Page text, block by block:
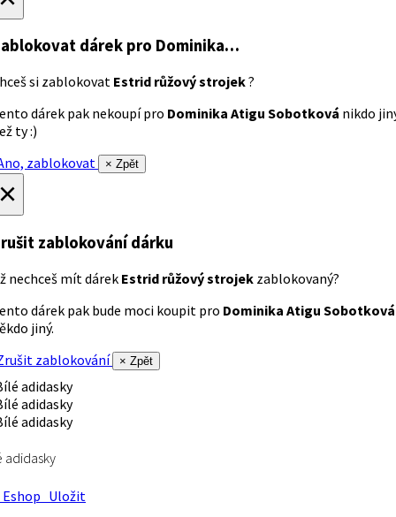
dárek pro Dominika…
si zablokovat Estrid růžový strojek?
dárek pak nekoupí pro Dominika Atigu Sobotková nikdo
ty :)
zablokovat
× Zpět
zablokování dárku
nechceš mít dárek Estrid růžový strojek zablokovaný?
dárek pak bude moci koupit pro Dominika Atigu Sobotková
jiný.
zablokování
× Zpět
adidasky
Uložit